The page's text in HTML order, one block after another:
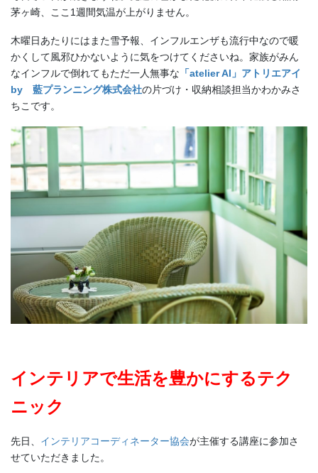
茅ヶ崎、ここ1週間気温が上がりません。
木曜日あたりにはまた雪予報、インフルエンザも流行中なので暖
かくして風邪ひかないように気をつけてくださいね。家族がみん
なインフルで倒れてもただ一人無事な 「atelier AI」アトリエアイ
by 藍プランニング株式会社の片づけ・収納相談担当かわかみさ
ちこです。
インテリアで生活を豊かにするテク
ニック
先日、 インテリアコーディネーター協会が主催する講座に参加さ
せていただきました。